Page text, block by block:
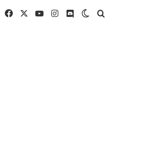
Facebook YouTubeInstagram
DiscordSwitch skin